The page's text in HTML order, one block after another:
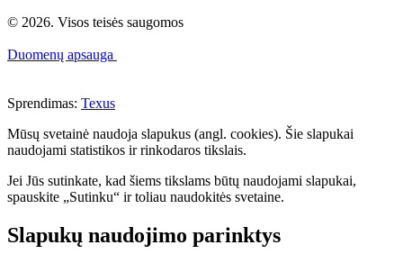
© 2026. Visos teisės saugomos
Duomenų apsauga
Sprendimas: Texus
Mūsų svetainė naudoja slapukus (angl. cookies). Šie slapukai
naudojami statistikos ir rinkodaros tikslais.
Jei Jūs sutinkate, kad šiems tikslams būtų naudojami slapukai,
spauskite „Sutinku“ ir toliau naudokitės svetaine.
Slapukų naudojimo parinktys